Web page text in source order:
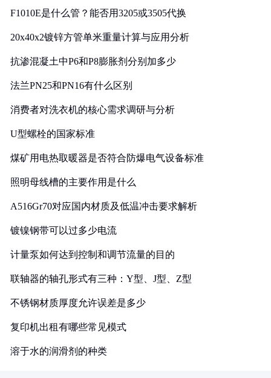
F1010E是什么管？能否用3205或3505代换
20x40x2镀锌方管单米重量计算与应用分析
抗渗混凝土中P6和P8膨胀剂分别加多少
法兰PN25和PN16有什么区别
消费者对洗衣机的核心需求调研与分析
U型螺栓的国家标准
煤矿用电热取暖器是否符合防爆电气设备标准
照明母线槽的主要作用是什么
A516Gr70对应国内材质及低温冲击要求解析
镀镍钢带可以过多少电流
计量泵如何达到控制和调节流量的目的
联轴器的轴孔形式有三种：Y型、J型、Z型
不锈钢材质厚度允许误差是多少
复印机出租有哪些常见模式
溶于水的润滑剂的种类